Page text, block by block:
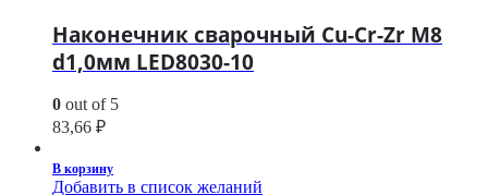
Наконечник сварочный Cu-Cr-Zr М8
d1,0мм LED8030-10
0 out of 5
83,66 ₽
В корзину
Добавить в список желаний